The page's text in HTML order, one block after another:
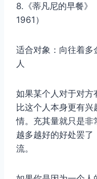
8.《蒂凡尼的早餐
1961）
适合对象：向往着多
人
如果某个人对于对方
比这个人本身更有兴
情。充其量就只是非
越多越好的好处罢了
流。